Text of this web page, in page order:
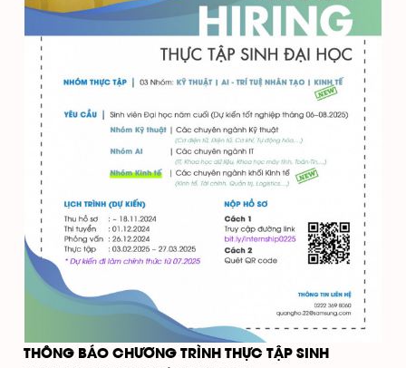
THÔNG BÁO CHƯƠNG TRÌNH THỰC TẬP SINH